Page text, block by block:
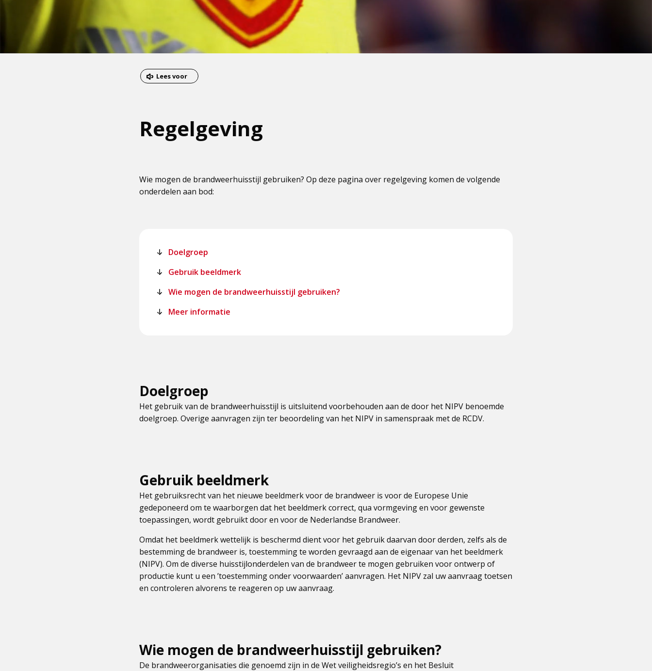
Dit
pagina
Lees voor
Regelgeving
Wie mogen de brandweerhuisstijl gebruiken? Op deze pagina over regelgeving komen de volgende
onderdelen aan bod:
Doelgroep
Gebruik beeldmerk
Wie mogen de brandweerhuisstijl gebruiken?
Meer informatie
Doelgroep
Het gebruik van de brandweerhuisstijl is uitsluitend voorbehouden aan de door het NIPV benoemde
doelgroep. Overige aanvragen zijn ter beoordeling van het NIPV in samenspraak met de RCDV.
Gebruik beeldmerk
Het gebruiksrecht van het nieuwe beeldmerk voor de brandweer is voor de Europese Unie
gedeponeerd om te waarborgen dat het beeldmerk correct, qua vormgeving en voor gewenste
toepassingen, wordt gebruikt door en voor de Nederlandse Brandweer.
Omdat het beeldmerk wettelijk is beschermd dient voor het gebruik daarvan door derden, zelfs als de
bestemming de brandweer is, toestemming te worden gevraagd aan de eigenaar van het beeldmerk
(NIPV). Om de diverse huisstijlonderdelen van de brandweer te mogen gebruiken voor ontwerp of
productie kunt u een ’toestemming onder voorwaarden’ aanvragen. Het NIPV zal uw aanvraag toetsen
en controleren alvorens te reageren op uw aanvraag.
Wie mogen de brandweerhuisstijl gebruiken?
De brandweerorganisaties die genoemd zijn in de Wet veiligheidsregio’s en het Besluit